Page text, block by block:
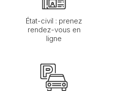
État-civil : prenez
rendez-vous en
ligne